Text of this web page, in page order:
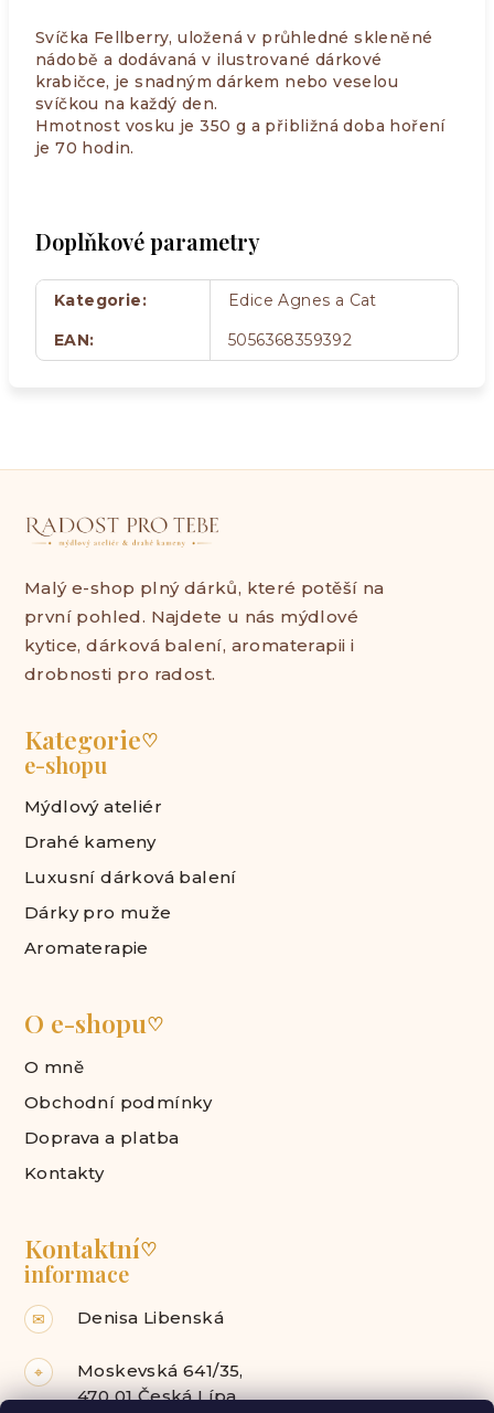
Svíčka Fellberry, uložená v průhledné skleněné
nádobě a dodávaná v ilustrované dárkové
krabičce, je snadným dárkem nebo veselou
svíčkou na každý den.
Hmotnost vosku je 350 g a přibližná doba hoření
je 70 hodin.
Doplňkové parametry
Kategorie:
Edice Agnes a Cat
EAN: 5056368359392
Malý e-shop plný dárků, které potěší na
první pohled. Najdete u nás mýdlové
kytice, dárková balení, aromaterapii i
drobnosti pro radost.
Kategorie♡
e-shopu
Mýdlový ateliér
Drahé kameny
Luxusní dárková balení
Dárky pro muže
Aromaterapie
O e-shopu♡
O mně
Obchodní podmínky
Doprava a platba
Kontakty
Kontaktní♡
informace
✉ Denisa Libenská
⌖
Moskevská 641/35,
470 01 Česká Lípa